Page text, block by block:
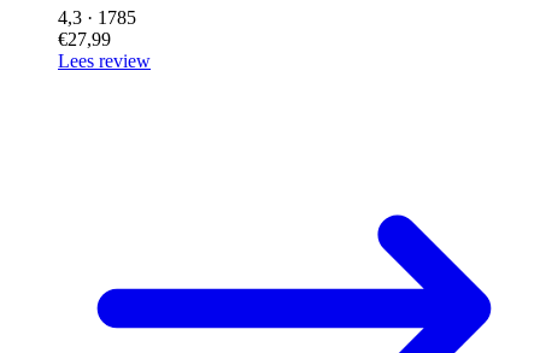
4,3 · 1785
€27,99
Lees review